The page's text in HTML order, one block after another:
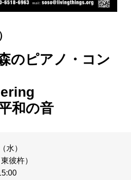
のピアノ・コン
和の音
水）
彼杵）